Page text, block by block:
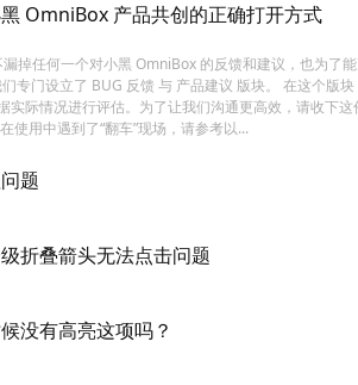
黑 OmniBox 产品共创的正确打开方式
掉任何一个对小黑 OmniBox 的反馈和建议，也为了
专门设立了 BUG 反馈 与 产品建议 版块。 在这个版
实际情况进行评估。为了让我们沟通更高效，请收下这
使用中遇到了“翻车”现场，请参考以...
题
折叠箭头无法点击问题
没有高亮这项吗？